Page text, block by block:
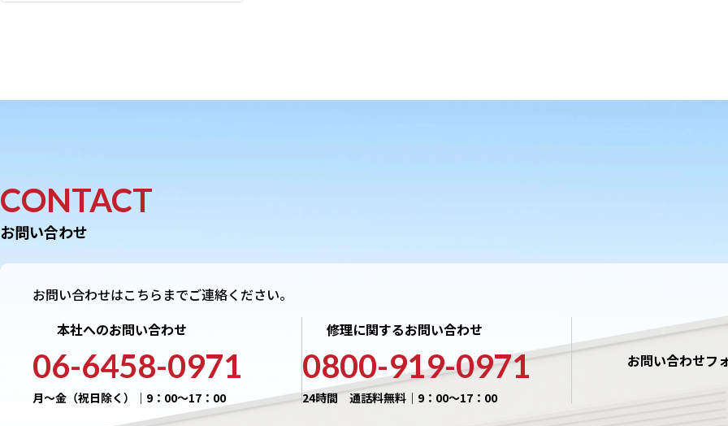
CONTACT
お問い合わせ
お問い合わせはこちらまでご連絡ください。
本社へのお問い合わせ
06-6458-0971
月〜金（祝日除く）｜9：00〜17：00
修理に関するお問い合わせ
0800-919-0971
24時間 通話料無料｜9：00〜17：00
お問い合わせフ